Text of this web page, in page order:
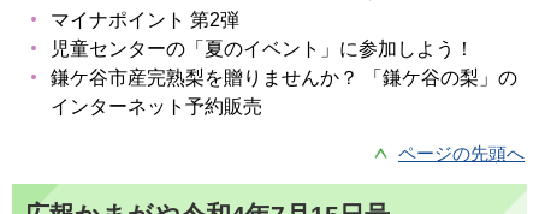
マイナポイント 第2弾
児童センターの「夏のイベント」に参加しよう！
鎌ケ谷市産完熟梨を贈りませんか？ 「鎌ケ谷の梨」の
インターネット予約販売
ページの先頭へ